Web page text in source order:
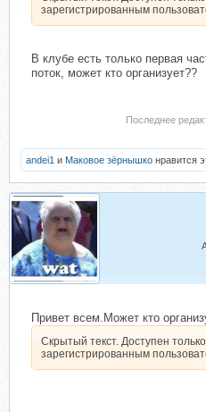
зарегистрированным
В клубе есть только первая
поток, может кто организует??
Последнее
andei1 и Маковое зёрнышко нравится
Привет всем.Может кто
Скрытый текст. Доступен только
зарегистрированным